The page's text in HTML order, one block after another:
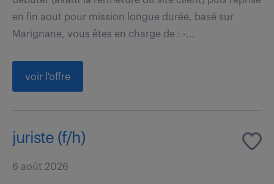
en fin aout pour mission longue durée, basé sur
Marignane, vous êtes en charge de : -...
voir l'offre
juriste (f/h)
6 août 2026